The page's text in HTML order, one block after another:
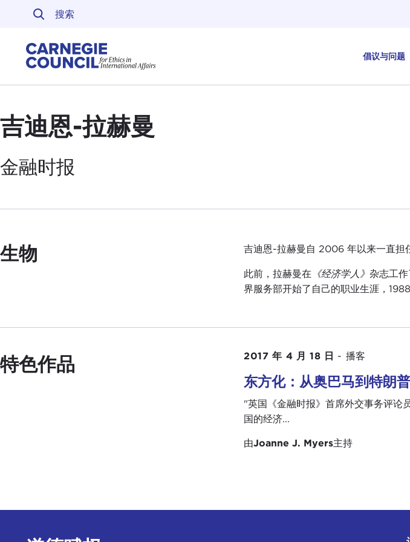
跳至内容
倡议与问题
吉迪恩-拉赫曼
金融时报
生物 吉迪恩-拉赫曼自 2006 年以来一直担
此前，拉赫曼在 《经济学人》杂志工
界服务部开始了自己的职业生涯，
特色作品 2017 年 4 月 18 日 - 播客
东方化：从奥巴马到特朗
"英国《金融时报》首席外交事务评论
国的经济...
由Joanne J. Myers主持